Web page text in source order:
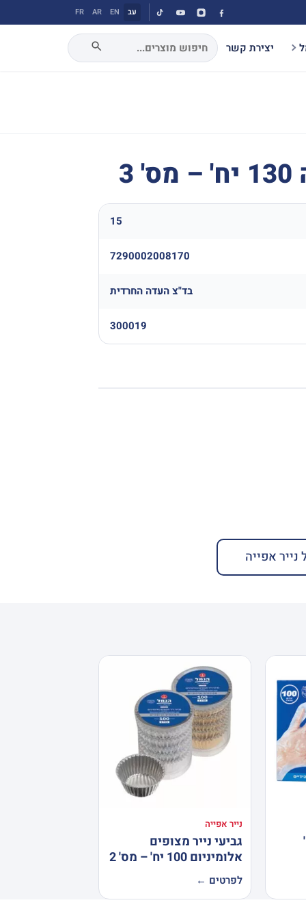
עב EN
AR
FR
יצירת קשר
15
7290002008170
בד"צ העדה החרדית
300019
נייר אפייה
נייר אפייה
גביעי נייר מצופים
אלומיניום 100 יח' – מס' 2
לפרטים ←